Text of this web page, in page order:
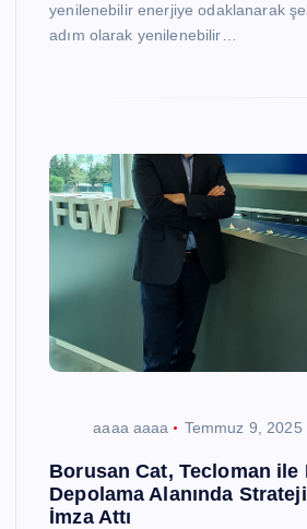
yenilenebilir enerjiye odaklanarak
adım olarak yenilenebilir…
aaaa aaaa Temmuz 9, 2025
Borusan Cat, Tecloman ile
Depolama Alanında
İmza Attı